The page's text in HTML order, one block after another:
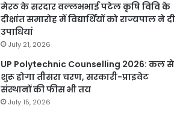
मेरठ के सरदार वल्लभभाई पटेल कृषि विवि के
दीक्षांत समारोह में विद्यार्थियों को राज्यपाल ने दी
उपाधियां
July 21, 2026
UP Polytechnic Counselling 2026: कल से
शुरू होगा तीसरा चरण, सरकारी-प्राइवेट
संस्थानों की फीस भी तय
July 15, 2026